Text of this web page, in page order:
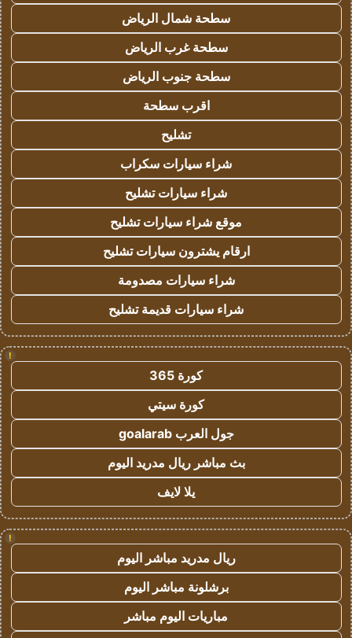
سطحة شمال الرياض
سطحة غرب الرياض
سطحة جنوب الرياض
اقرب سطحة
تشليح
شراء سيارات سكراب
شراء سيارات تشليح
موقع شراء سيارات تشليح
ارقام يشترون سيارات تشليح
شراء سيارات مصدومة
شراء سيارات قديمة تشليح
!
كورة 365
كورة سيتي
جول العرب goalarab
بث مباشر ريال مدريد اليوم
يلا لايف
!
ريال مدريد مباشر اليوم
برشلونة مباشر اليوم
مباريات اليوم مباشر